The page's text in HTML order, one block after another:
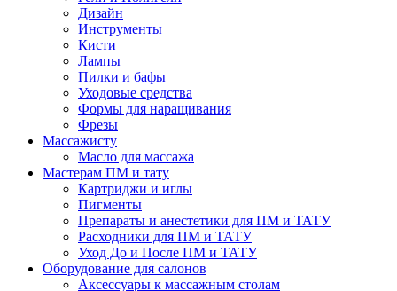
Дизайн
Инструменты
Кисти
Лампы
Пилки и бафы
Уходовые средства
Формы для наращивания
Фрезы
Массажисту
Масло для массажа
Мастерам ПМ и тату
Картриджи и иглы
Пигменты
Препараты и анестетики для ПМ и ТАТУ
Расходники для ПМ и ТАТУ
Уход До и После ПМ и ТАТУ
Оборудование для салонов
Аксессуары к массажным столам